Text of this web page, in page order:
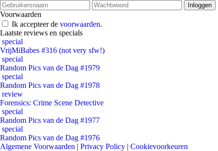
Voorwaarden
Ik accepteer de voorwaarden.
Laatste reviews en specials
special
VrijMiBabes #316 (not very sfw!)
special
Random Pics van de Dag #1979
special
Random Pics van de Dag #1978
review
Forensics: Crime Scene Detective
special
Random Pics van de Dag #1977
special
Random Pics van de Dag #1976
Algemene Voorwaarden | Privacy Policy | Cookievoorkeuren